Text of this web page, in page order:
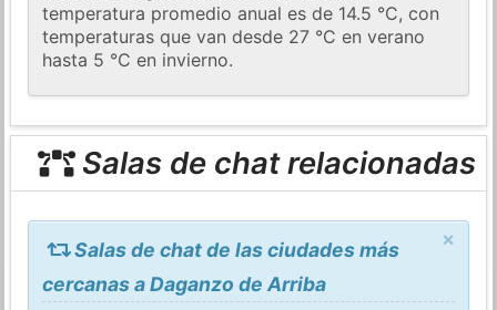
temperatura promedio anual es de 14.5 °C, con
temperaturas que van desde 27 °C en verano
hasta 5 °C en invierno.
Salas de chat relacionadas
×
Salas de chat de las ciudades más
cercanas a Daganzo de Arriba